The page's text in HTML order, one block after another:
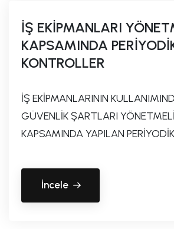
İŞ EKİPMANLARI
KAPSAMINDA
KONTROLLER
İŞ EKİPMANLARININ
GÜVENLİK ŞARTLARI
KAPSAMINDA YAPILAN
İncele